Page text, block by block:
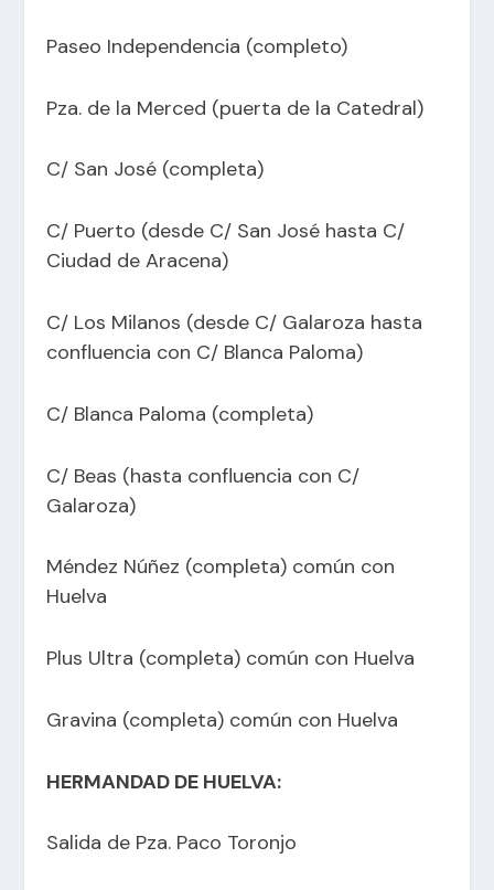
Paseo Independencia (completo)
Pza. de la Merced (puerta de la Catedral)
C/ San José (completa)
C/ Puerto (desde C/ San José hasta C/
Ciudad de Aracena)
C/ Los Milanos (desde C/ Galaroza hasta
confluencia con C/ Blanca Paloma)
C/ Blanca Paloma (completa)
C/ Beas (hasta confluencia con C/
Galaroza)
Méndez Núñez (completa) común con
Huelva
Plus Ultra (completa) común con Huelva
Gravina (completa) común con Huelva
HERMANDAD DE HUELVA:
Salida de Pza. Paco Toronjo